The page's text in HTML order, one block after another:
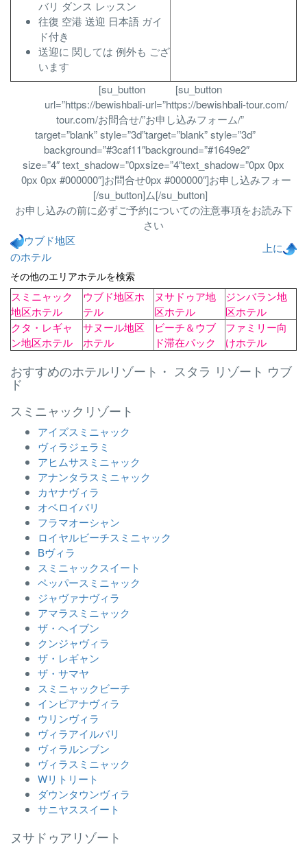
バリ ダンス レッスン
往復 空港 送迎 日本語 ガイ
ド付き
送迎に 関しては 例外も ござ
います
[su_button
url=”https://bewishbali-
tour.com/お問合せ/”
target=”blank” style=”3d”
background=”#3caf11″
size=”4″ text_shadow=”0px
0px 0px #000000″]お問合せ
[/su_button]
[su_button
url=”https://bewishbali-tour.com/
お申し込みフォーム/”
target=”blank” style=”3d”
background=”#1649e2″
size=”4″text_shadow=”0px 0px
0px #000000″]お申し込みフォー
ム[/su_button]
お申し込みの前に必ずご予約についての注意事項をお読み下
さい
ウブド地区
のホテル
上に
その他のエリアホテルを検索
スミニャック
地区ホテル
ウブド地区ホ
テル
ヌサドゥア地
区ホテル
ジンバラン地
区ホテル
クタ・レギャ
ン地区ホテル
サヌール地区
ホテル
ビーチ＆ウブ
ド滞在パック
ファミリー向
けホテル
おすすめのホテルリゾート・ スタラ リゾート ウブ
ド
スミニャックリゾート
アイズスミニャック
ヴィラジェラミ
アヒムサスミニャック
アナンタラスミニャック
カヤナヴィラ
オベロイバリ
フラマオーシャン
ロイヤルビーチスミニャック
Bヴィラ
スミニャックスイート
ペッパースミニャック
ジャヴァナヴィラ
アマラスミニャック
ザ・ヘイブン
クンジャヴィラ
ザ・レギャン
ザ・サマヤ
スミニャックビーチ
インピアナヴィラ
ウリンヴィラ
ヴィラアイルバリ
ヴィラルンブン
ヴィラスミニャック
Wリトリート
ダウンタウンヴィラ
サニヤススイート
ヌサドゥアリゾート